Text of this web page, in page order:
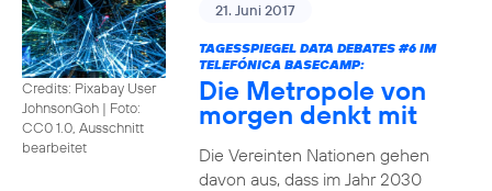
Credits: Pixabay User
JohnsonGoh | Foto:
CC0 1.0, Ausschnitt
bearbeitet
21. Juni 2017
TAGESSPIEGEL DATA DEBATES #6IM
TELEFÓNICA BASECAMP:
Die Metropole von
morgen denkt mit
Die Vereinten Nationen gehen
davon aus, dass im Jahr 2030